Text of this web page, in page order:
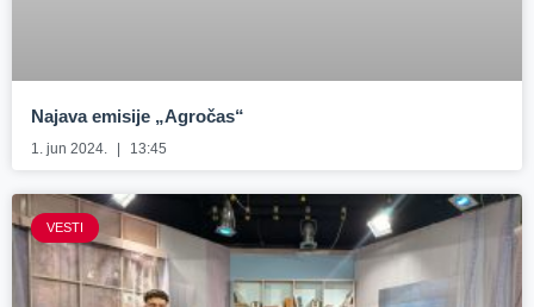
Najava emisije „Agročas“
1. jun 2024. 13:45
VESTI